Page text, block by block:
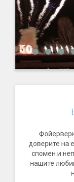
доверите на
спомен и
нашите